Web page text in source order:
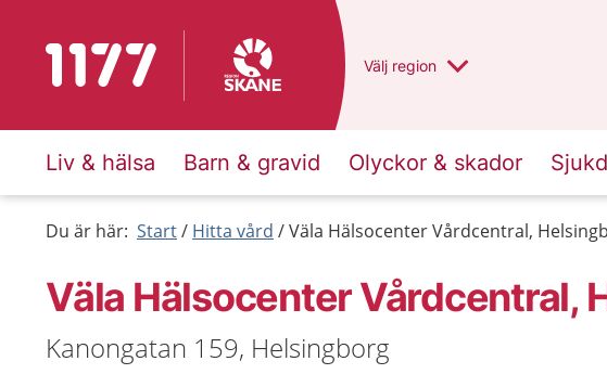
Till startsidan för 1177 Du har valt region
Välj en annan
region
Liv & hälsa Barn & gravid Olyckor & skador
Du är här: Start Hitta vård Väla Hälsocenter Vårdcentral,
Väla Hälsocenter Vårdcentral,
Kanongatan 159, Helsingborg